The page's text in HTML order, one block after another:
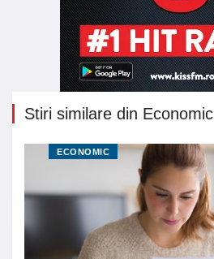
Stiri similare din Economic
ECONOMIC